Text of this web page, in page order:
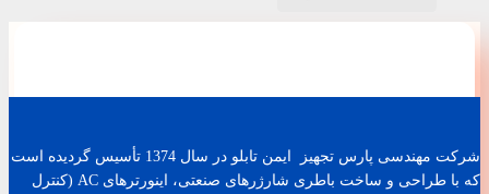
شرکت مهندسی پارس تجهیز ایمن تابلو در سال 1374 تأسیس گردیده است
که با طراحی و ساخت باطری شارژرهای صنعتی، اینورترهای AC (کنترل